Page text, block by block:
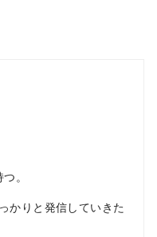
。
かりと発信していきた